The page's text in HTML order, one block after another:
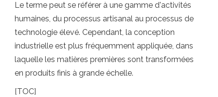
Le terme peut se référer à une gamme d'activités
humaines, du processus artisanal au processus de
technologie élevé. Cependant, la conception
industrielle est plus fréquemment appliquée, dans
laquelle les matières premières sont transformées
en produits finis à grande échelle.
[TOC]